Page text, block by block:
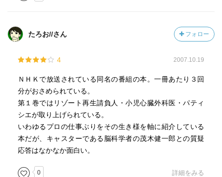
たろお//さん フォロー
4 2007.10.19
ＮＨＫで放送されている同名の番組の本。一冊あたり３回
分がおさめられている。
第１巻ではリゾート再生請負人・小児心臓外科医・パティ
シエが取り上げられている。
いわゆるプロの仕事ぶりをその生き様を軸に紹介している
本だが、キャスターである脳科学者の茂木健一郎との質疑
応答はなかなか面白い。
0 詳細をみる